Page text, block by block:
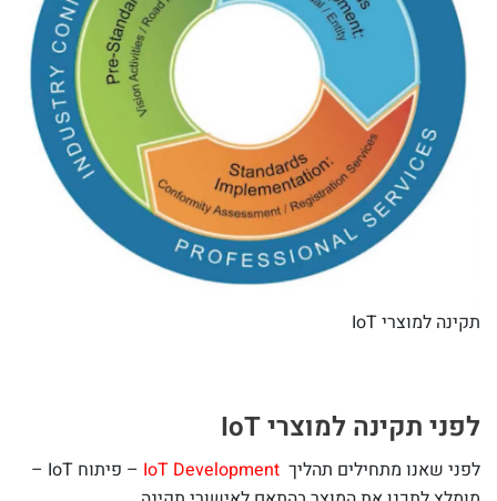
תקינה למוצרי IoT
לפני תקינה למוצרי IoT
לפני שאנו מתחילים תהליך IoT Development
– פיתוח IoT –